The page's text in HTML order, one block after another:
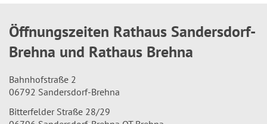
Öffnungszeiten Rathaus Sandersdorf-
Brehna und Rathaus Brehna
Bahnhofstraße 2
06792 Sandersdorf-Brehna
Bitterfelder Straße 28/29